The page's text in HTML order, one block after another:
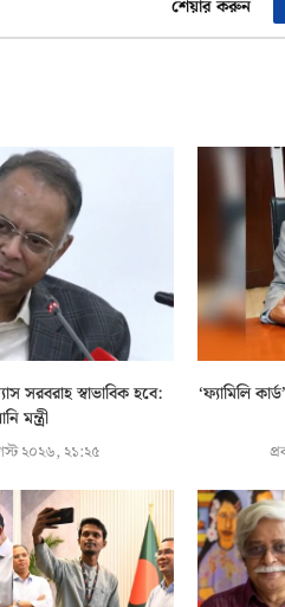
শেয়ার করুন
সরবরাহ স্বাভাবিক হবে:
মন্ত্রী
২০২৬, ২১:২৫
‘ফ্যামিলি